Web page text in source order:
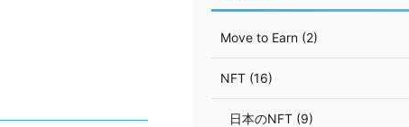
Move to Earn (2)
NFT (16)
日本のNFT (9)